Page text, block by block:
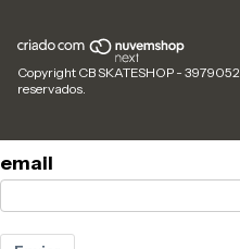
Copyright CB SKATESHOP -
reservados.
email